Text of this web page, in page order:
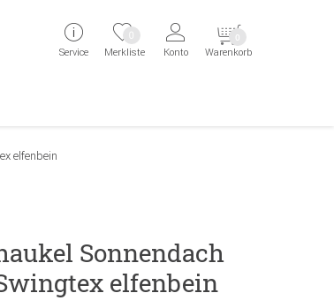
Service Merkliste
0
Konto Warenkorb
0
elfenbein
Sonnendach
elfenbein